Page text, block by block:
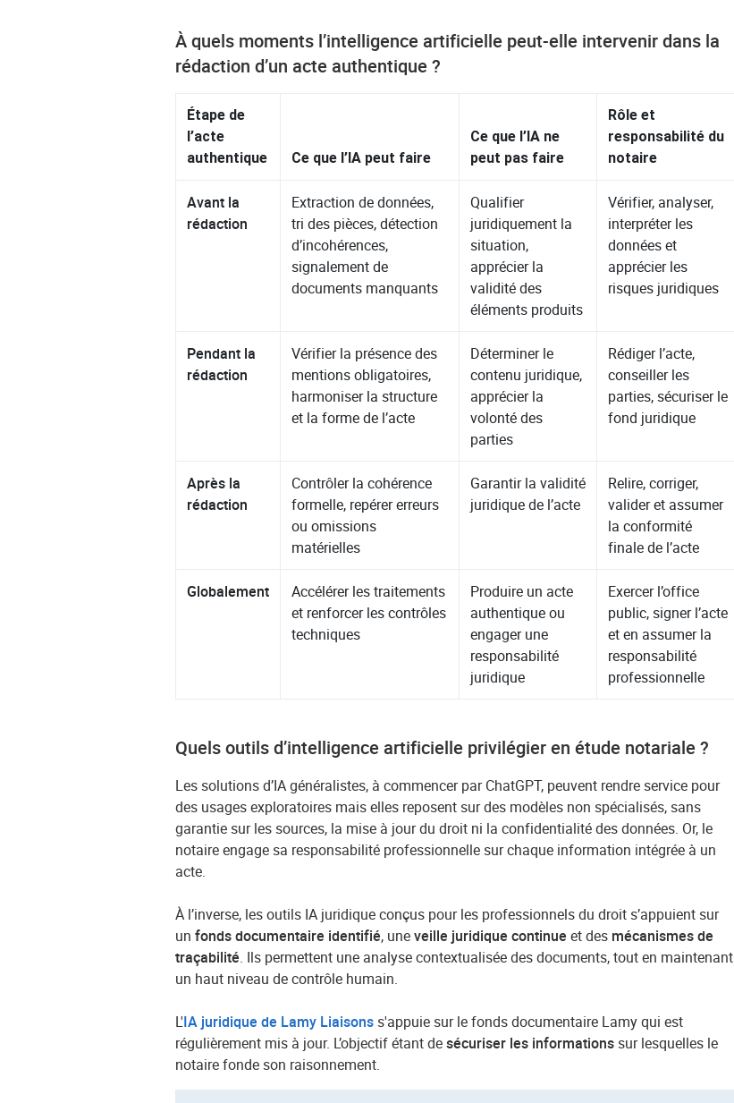
À quels moments l’intelligence artificielle peut-elle intervenir dans la
rédaction d’un acte authentique ?
Étape de
l’acte
authentique
Ce que l’IA peut faire
Ce que l’IA ne
peut pas faire
Rôle et
responsabilité du
notaire
Avant la
rédaction
Extraction de données,
tri des pièces, détection
d’incohérences,
signalement de
documents manquants
Qualifier
juridiquement la
situation,
apprécier la
validité des
éléments produits
Vérifier, analyser,
interpréter les
données et
apprécier les
risques juridiques
Pendant la
rédaction
Vérifier la présence des
mentions obligatoires,
harmoniser la structure
et la forme de l’acte
Déterminer le
contenu juridique,
apprécier la
volonté des
parties
Rédiger l’acte,
conseiller les
parties, sécuriser le
fond juridique
Après la
rédaction
Contrôler la cohérence
formelle, repérer erreurs
ou omissions
matérielles
Garantir la validité
juridique de l’acte
Relire, corriger,
valider et assumer
la conformité
finale de l’acte
Globalement
Accélérer les traitements
et renforcer les contrôles
techniques
Produire un acte
authentique ou
engager une
responsabilité
juridique
Exercer l’office
public, signer l’acte
et en assumer la
responsabilité
professionnelle
Quels outils d’intelligence artificielle privilégier en étude notariale ?
Les solutions d’IA généralistes, à commencer par ChatGPT, peuvent rendre service pour
des usages exploratoires mais elles reposent sur des modèles non spécialisés, sans
garantie sur les sources, la mise à jour du droit ni la confidentialité des données. Or, le
notaire engage sa responsabilité professionnelle sur chaque information intégrée à un
acte.
À l’inverse, les outils IA juridique conçus pour les professionnels du droit s’appuient sur
unfonds documentaire identifié, uneveille juridique continue et des mécanismes de
traçabilité. Ils permettent une analyse contextualisée des documents, tout en maintenant
un haut niveau de contrôle humain.
L'IA juridique de Lamy Liaisonss'appuie sur le fonds documentaire Lamy qui est
régulièrement mis à jour. L’objectif étant desécuriser les informationssur lesquelles le
notaire fonde son raisonnement.